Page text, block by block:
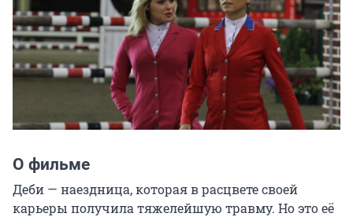
О фильме
Деби — наездница, которая в расцвете своей
карьеры получила тяжелейшую травму. Но это её